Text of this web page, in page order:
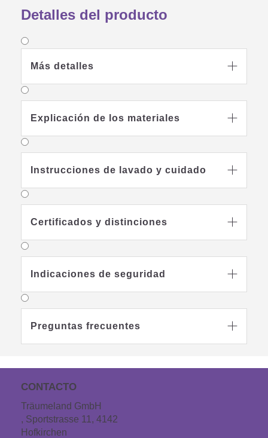
Detalles del producto
Más detalles 
Explicación de los materiales 
Instrucciones de lavado y cuidado 
Certificados y distinciones 
Indicaciones de seguridad 
Preguntas frecuentes 
CONTACTO
Träumeland GmbH
, Sportstrasse 11, 4142
Hofkirchen